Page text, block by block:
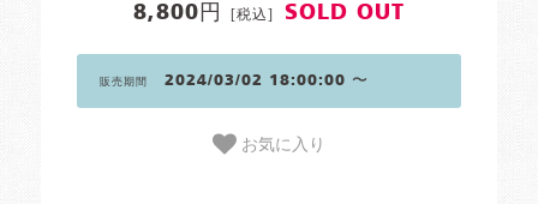
8,800円 [税込] SOLD OUT
販売期間 2024/03/02 18:00:00 〜
お気に入り